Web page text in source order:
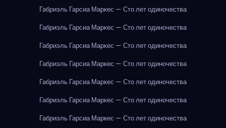
Габриэль Гарсиа Маркес — Сто лет одиночества
Габриэль Гарсиа Маркес — Сто лет одиночества
Габриэль Гарсиа Маркес — Сто лет одиночества
Габриэль Гарсиа Маркес — Сто лет одиночества
Габриэль Гарсиа Маркес — Сто лет одиночества
Габриэль Гарсиа Маркес — Сто лет одиночества
Габриэль Гарсиа Маркес — Сто лет одиночества